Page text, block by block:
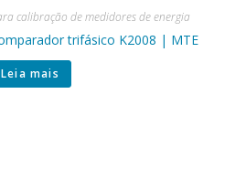
calibração de medidores de energia
trifásico K2008 | MTE
Leia mais